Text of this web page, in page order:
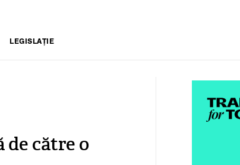
LEGISLAȚIE
de către o